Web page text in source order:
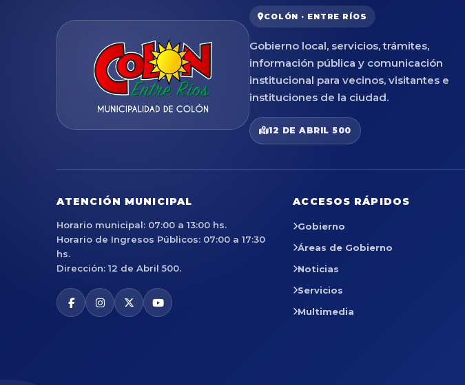
COLÓN · ENTRE RÍOS
Gobierno local, servicios, trámites,
información pública y comunicación
institucional para vecinos, visitantes e
instituciones de la ciudad.
12 DE ABRIL 500
ATENCIÓN MUNICIPAL
Horario municipal: 07:00 a 13:00 hs.
Horario de Ingresos Públicos: 07:00 a 17:30
hs.
Dirección: 12 de Abril 500.
ACCESOS RÁPIDOS
Gobierno
Áreas de Gobierno
Noticias
Servicios
Multimedia